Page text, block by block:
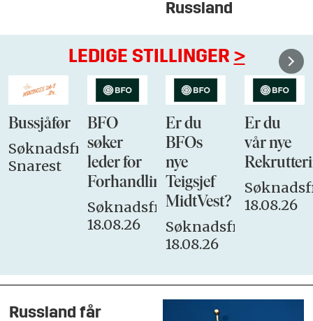
Russland
LEDIGE STILLINGER >
Bussjåfør
Søknadsfrist:
Snarest
BFO
søker
leder for
Forhandlingsutvalget
Søknadsfrist:
18.08.26
Er du
BFOs
nye
Teigsjef
MidtVest?
Søknadsfrist:
18.08.26
Er du
vår nye
18.08.26
Russland får